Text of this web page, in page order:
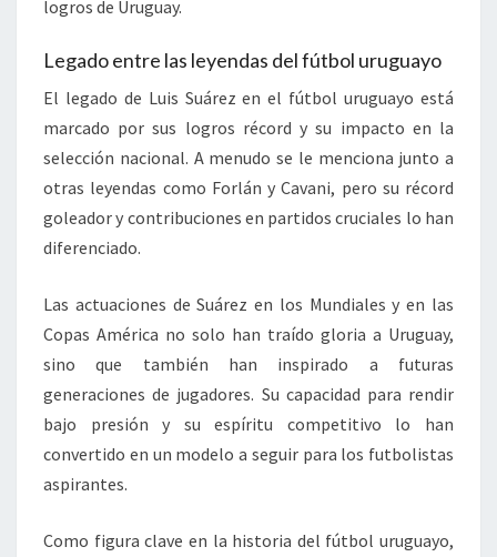
logros de Uruguay.
Legado entre las leyendas del fútbol uruguayo
El legado de Luis Suárez en el fútbol uruguayo está
marcado por sus logros récord y su impacto en la
selección nacional. A menudo se le menciona junto a
otras leyendas como Forlán y Cavani, pero su récord
goleador y contribuciones en partidos cruciales lo han
diferenciado.
Las actuaciones de Suárez en los Mundiales y en las
Copas América no solo han traído gloria a Uruguay,
sino que también han inspirado a futuras
generaciones de jugadores. Su capacidad para rendir
bajo presión y su espíritu competitivo lo han
convertido en un modelo a seguir para los futbolistas
aspirantes.
Como figura clave en la historia del fútbol uruguayo,